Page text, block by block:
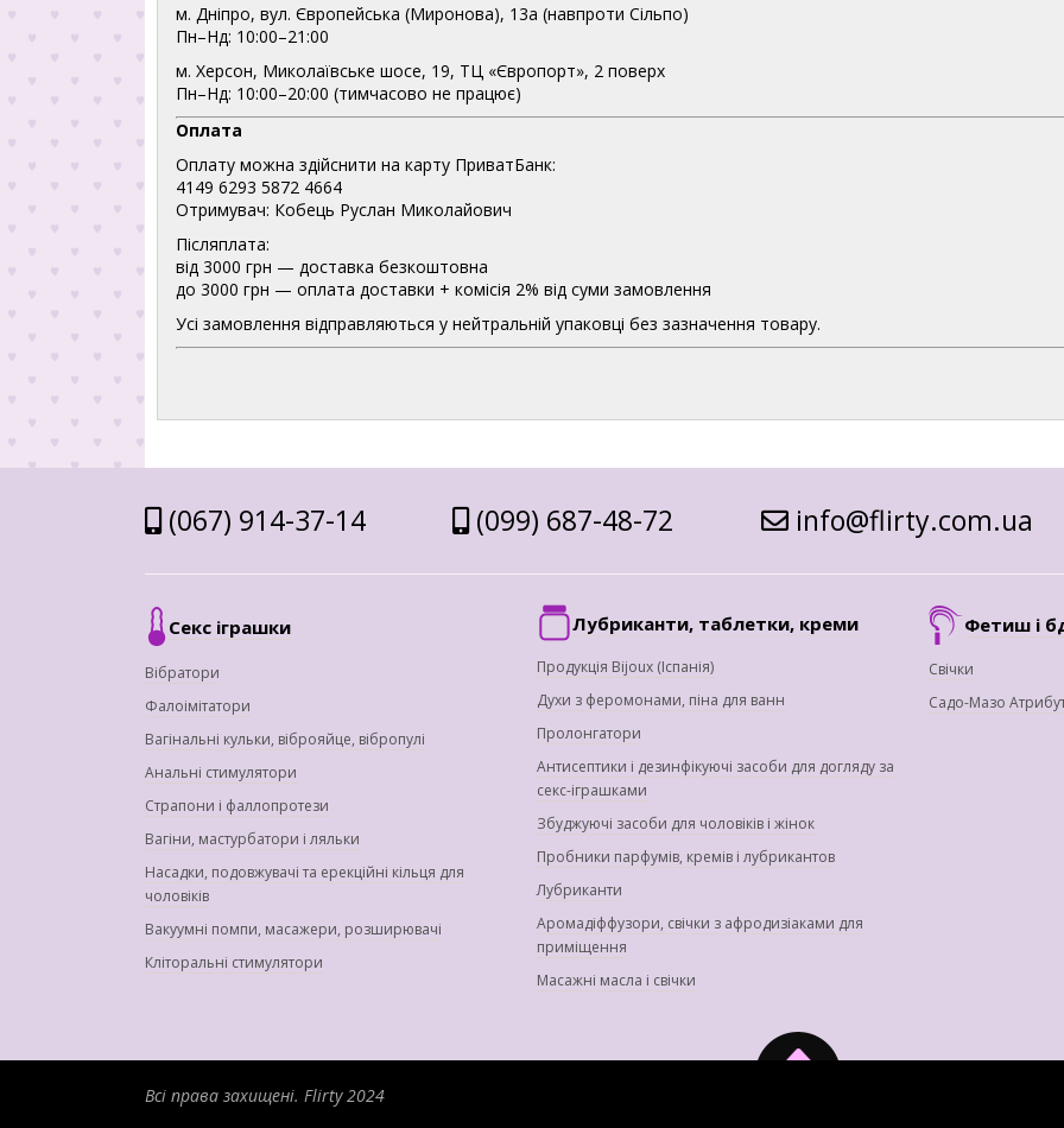
м. Дніпро, вул. Європейська (Миронова), 13а (навпроти Сільпо)
Пн–Нд: 10:00–21:00
м. Херсон, Миколаївське шосе, 19, ТЦ «Європорт», 2 поверх
Пн–Нд: 10:00–20:00 (тимчасово не працює)
Оплата
Оплату можна здійснити на карту ПриватБанк:
4149 6293 5872 4664
Отримувач: Кобець Руслан Миколайович
Післяплата:
від 3000 грн — доставка безкоштовна
до 3000 грн — оплата доставки + комісія 2% від суми замовлення
Усі замовлення відправляються у нейтральній упаковці без зазначення товару.
(067) 914-37-14 (099) 687-48-72 info@flirty.com.ua
Секс іграшки
Вібратори
Фалоімітатори
Вагінальні кульки, віброяйце, вібропулі
Анальні стимулятори
Страпони і фаллопротези
Вагіни, мастурбатори і ляльки
Насадки, подовжувачі та ерекційні кільця для
чоловіків
Вакуумні помпи, масажери, розширювачі
Кліторальні стимулятори
Лубриканти, таблетки, креми
Продукція Bijoux (Іспанія)
Духи з феромонами, піна для ванн
Пролонгатори
Антисептики і дезинфікуючі засоби для догляду за
секс-іграшками
Збуджуючі засоби для чоловіків і жінок
Пробники парфумів, кремів і лубрикантов
Лубриканти
Аромадіффузори, свічки з афродизіаками для
приміщення
Масажні масла і свічки
Фетиш і
Свічки
Садо-Мазо
Всі права захищені. Flirty 2024